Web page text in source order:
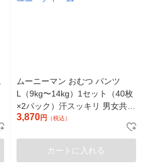
ムーニーマン おむつ パンツ
L（9kg〜14kg）1セット（40枚
×2パック）汗スッキリ 男女共用
ユニ・チャーム
3,870円 （税込）
カートに入れる